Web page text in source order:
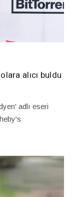
alıcı buldu
adlı eseri